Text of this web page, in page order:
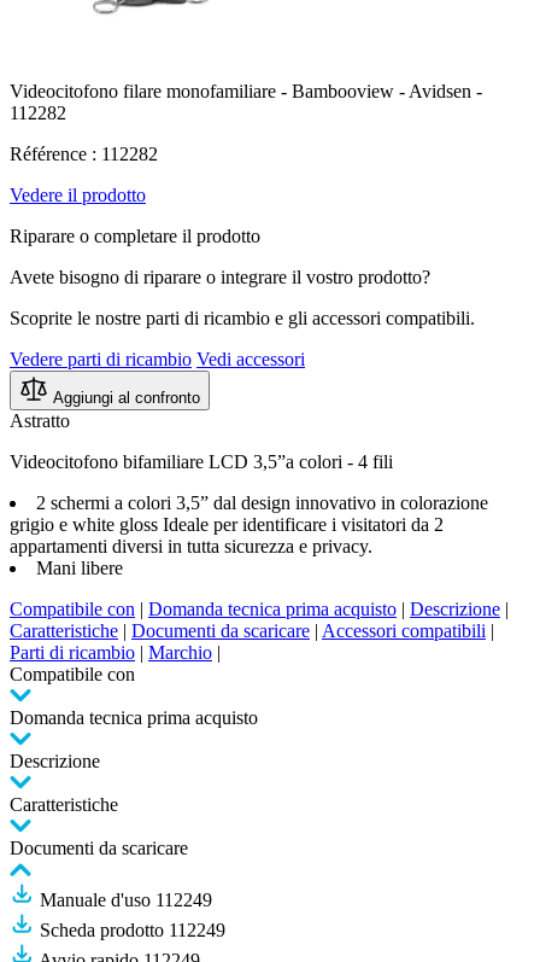
Videocitofono filare monofamiliare - Bambooview - Avidsen -
112282
Référence : 112282
Vedere il prodotto
Riparare o completare il prodotto
Avete bisogno di riparare o integrare il vostro prodotto?
Scoprite le nostre parti di ricambio e gli accessori compatibili.
Vedere parti di ricambio Vedi accessori
Aggiungi al confronto
Astratto
Videocitofono bifamiliare LCD 3,5”a colori - 4 fili
2 schermi a colori 3,5” dal design innovativo in colorazione
grigio e white gloss Ideale per identificare i visitatori da 2
appartamenti diversi in tutta sicurezza e privacy.
Mani libere
Compatibile con | Domanda tecnica prima acquisto | Descrizione |
Caratteristiche | Documenti da scaricare | Accessori compatibili |
Parti di ricambio | Marchio |
Compatibile con
Domanda tecnica prima acquisto
Descrizione
Caratteristiche
Documenti da scaricare
Manuale d'uso 112249
Scheda prodotto 112249